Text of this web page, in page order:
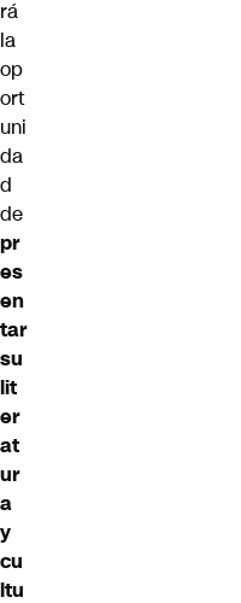
rá
la
op
ort
uni
da
d
de
pr
es
en
tar
su
lit
er
at
ur
a
y
cu
ltu